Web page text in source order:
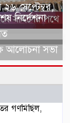
সেপ্টেম্বর,
নির্দেশনা
আলোচনা সভা
গণমিছিল,